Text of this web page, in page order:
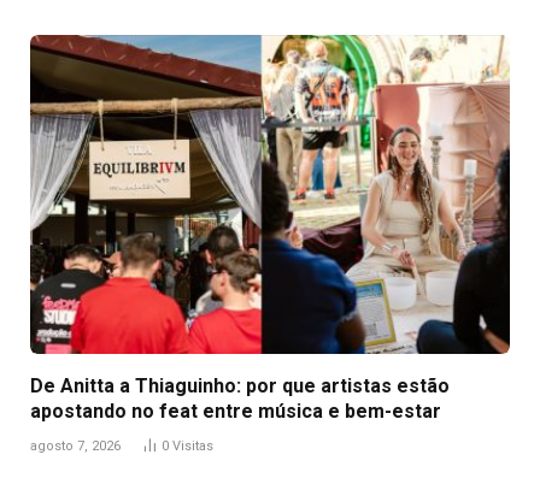
De Anitta a Thiaguinho: por que artistas estão
apostando no feat entre música e bem-estar
agosto 7, 2026 0 Visitas